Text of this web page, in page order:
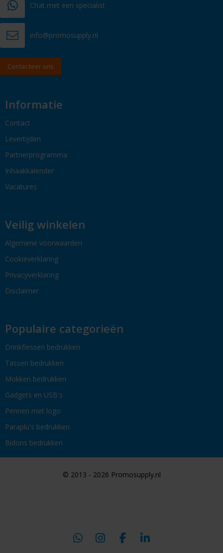
Chat met een specialist
info@promosupply.nl
Contacteer ons
Informatie
Contact
Levertijden
Partnerprogramma
Inhaakkalender
Vacatures
Veilig winkelen
Algemene voorwaarden
Cookieverklaring
Privacyverklaring
Disclaimer
Populaire categorieën
Drinkflessen bedrukken
Tassen bedrukken
Mokken bedrukken
Gadgets en USB's
Pennen met logo
Paraplu's bedrukken
Bidons bedrukken
© 2013 - 2026 Promosupply.nl